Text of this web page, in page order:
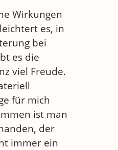
Wirkungen
es, in
bei
es die
viel Freude.
für mich
ist man
der
immer ein